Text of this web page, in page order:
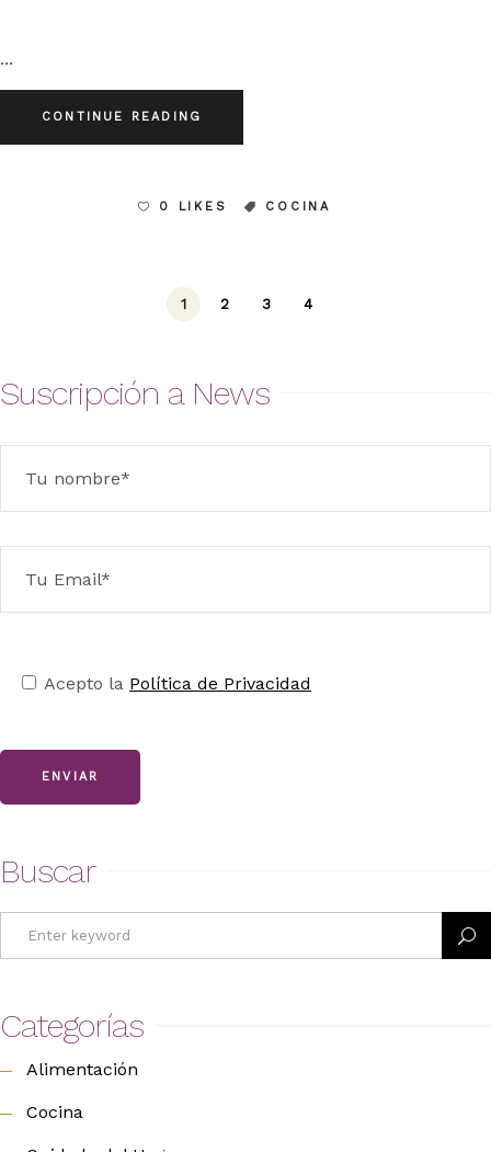
CONTINUE READING
0 LIKES COCINA
1 2 3 4
Suscripción a News
Acepto la Política de Privacidad
ENVIAR
Buscar
Search
for:
Categorías
Alimentación
Cocina